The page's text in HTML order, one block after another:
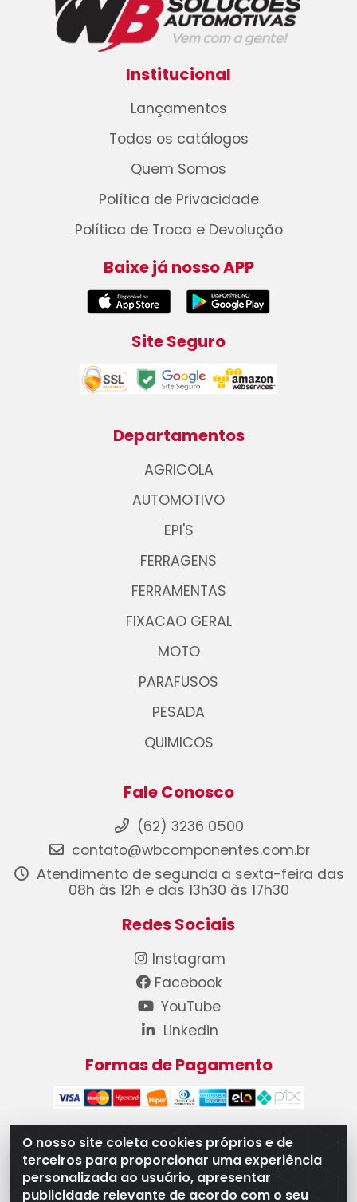
O nosso site coleta cookies próprios e de
terceiros para proporcionar uma experiência
personalizada ao usuário, apresentar
publicidade relevante de acordo com o seu
Institucional
Lançamentos
Todos os catálogos
Quem Somos
Política de Privacidade
Política de Troca e Devolução
Baixe já nosso APP
Site Seguro
Departamentos
AGRICOLA
AUTOMOTIVO
EPI'S
FERRAGENS
FERRAMENTAS
FIXACAO GERAL
MOTO
PARAFUSOS
PESADA
QUIMICOS
Fale Conosco
(62) 3236 0500
contato@wbcomponentes.com.br
Atendimento de segunda a sexta-feira das
08h às 12h e das 13h30 às 17h30
Redes Sociais
Instagram
Facebook
YouTube
Linkedin
Formas de Pagamento
WB Componentes Automotivos LTDA - CNPJ
08.528.393/0001-12 - Rua do Níquel, 667 - Parque
Oeste Industrial, Goiânia/GO - CEP 74375-660